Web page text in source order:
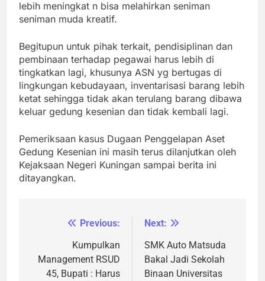
lebih meningkat n bisa melahirkan seniman
seniman muda kreatif.
Begitupun untuk pihak terkait, pendisiplinan dan
pembinaan terhadap pegawai harus lebih di
tingkatkan lagi, khusunya ASN yg bertugas di
lingkungan kebudayaan, inventarisasi barang lebih
ketat sehingga tidak akan terulang barang dibawa
keluar gedung kesenian dan tidak kembali lagi.
Pemeriksaan kasus Dugaan Penggelapan Aset
Gedung Kesenian ini masih terus dilanjutkan oleh
Kejaksaan Negeri Kuningan sampai berita ini
ditayangkan.
NavigasiPrevious:
Kumpulkan
Management RSUD
45, Bupati : Harus
Next:
SMK Auto Matsuda
Bakal Jadi Sekolah
Binaan Universitas